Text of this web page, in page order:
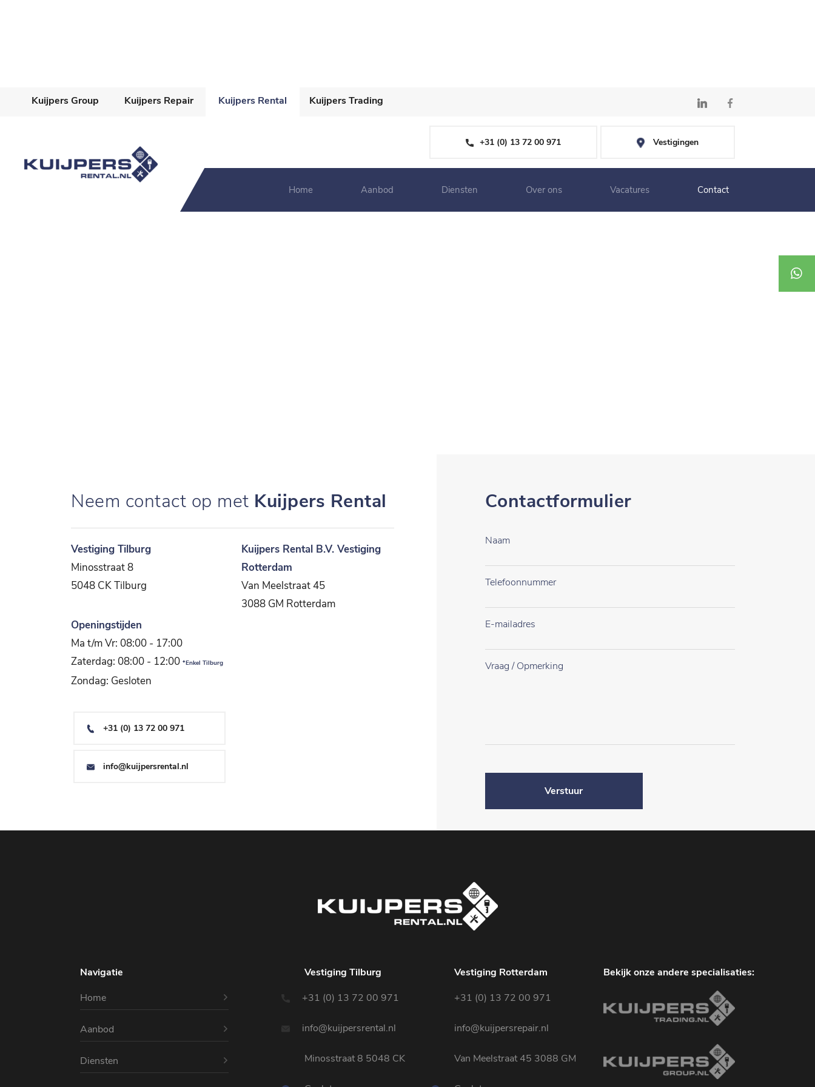
Kuijpers Group Kuijpers Repair Kuijpers Rental Kuijpers Trading
+31 (0) 13 72 00 971 Vestigingen
Home Aanbod Diensten Over ons Vacatures Contact
Neem contact op met Kuijpers Rental
Vestiging Tilburg
Minosstraat 8
5048 CK Tilburg
Openingstijden
Ma t/m Vr: 08:00 - 17:00
Zaterdag: 08:00 - 12:00 *Enkel Tilburg
Zondag: Gesloten
+31 (0) 13 72 00 971
info@kuijpersrental.nl
Kuijpers Rental B.V. Vestiging
Rotterdam
Van Meelstraat 45
3088 GM Rotterdam
Contactformulier
Verstuur
Navigatie
Home
Aanbod
Diensten
Vestiging Tilburg
+31 (0) 13 72 00 971
info@kuijpersrental.nl
Minosstraat 8 5048 CK
Vestiging Rotterdam
+31 (0) 13 72 00 971
info@kuijpersrepair.nl
Van Meelstraat 45 3088 GM
Bekijk onze andere specialisaties: